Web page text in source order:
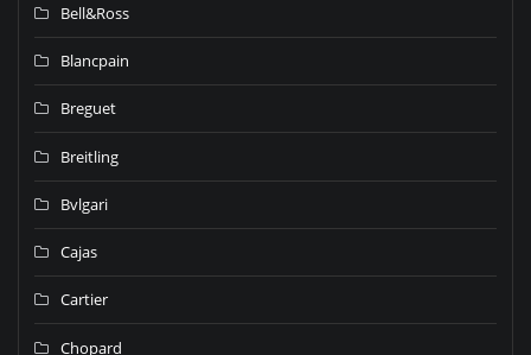
Bell&Ross
Blancpain
Breguet
Breitling
Bvlgari
Cajas
Cartier
Chopard